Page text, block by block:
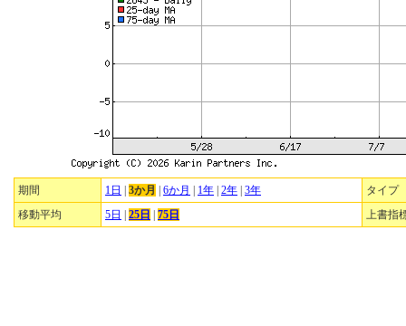
期間 1日 3か月 6か月 1年 2年 3年
タイプ
移動平均
5日 25日 75日 上書指